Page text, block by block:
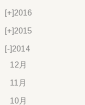
[+]2016
[+]2015
[-]2014
12月
11月
10月